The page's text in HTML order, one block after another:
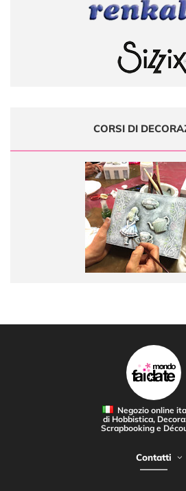
CORSI DI
Negozio online
di Hobbistica,
Scrapbooking e
Contatti